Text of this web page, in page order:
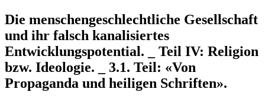
nach:
Die menschengeschlechtliche Gesellschaft
und ihr falsch kanalisiertes
Entwicklungspotential. _ Teil IV: Religion
bzw. Ideologie. _ 3.1. Teil: «Von
Propaganda und heiligen Schriften».